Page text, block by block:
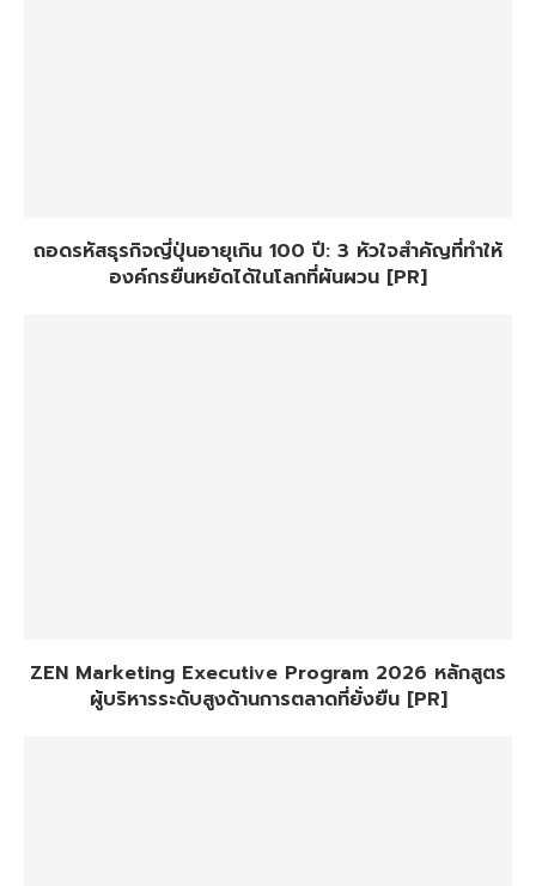
ถอดรหัสธุรกิจญี่ปุ่นอายุเกิน 100 ปี: 3 หัวใจสำคัญที่ทำให้
องค์กรยืนหยัดได้ในโลกที่ผันผวน [PR]
ZEN Marketing Executive Program 2026 หลักสูตร
ผู้บริหารระดับสูงด้านการตลาดที่ยั่งยืน [PR]